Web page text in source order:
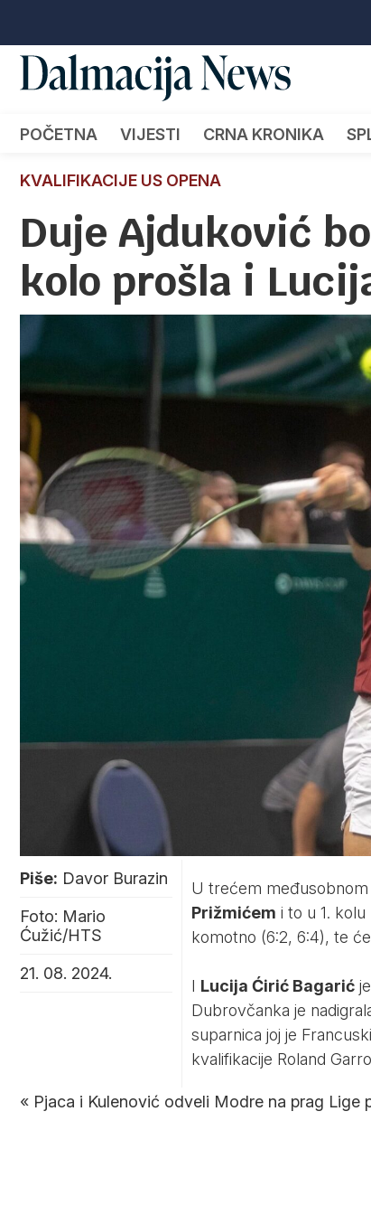
POČETNA VIJESTI CRNA KRONIKA
KVALIFIKACIJE US OPENA
Duje Ajduković
kolo prošla i
Piše: Davor Burazin
Foto: Mario
Ćužić/HTS
21. 08. 2024.
U trećem međusobnom
Prižmićem i to u 1.
komotno (6:2, 6:4), te
I Lucija Ćirić Bagarićje
Dubrovčanka je
suparnica joj je
kvalifikacije Roland
« Pjaca i Kulenović odveli Modre na prag Lige